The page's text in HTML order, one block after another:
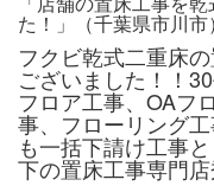
た！」（千葉県市川市）
フクビ乾式二重床
ございました！！
フロア工事、OAフ
事、フローリング
も一括下請け工事
下の置床工事専門